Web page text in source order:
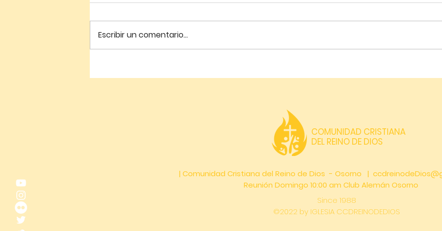
de Estudios Teológicos
2024
Escribir un comentario...
COMUNIDAD CRISTIANA
DEL REINO DE DIOS
| Comunidad Cristiana del Reino de Dios - Osorno |
Reunión Domingo 10:00 am Club Alemán Osorno
Since 1988
©2022 by IGLESIA CCDREINODEDIOS